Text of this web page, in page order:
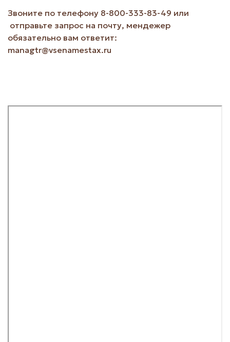
Звоните по телефону 8-800-333-83-49 или
отправьте запрос на почту, мендежер
обязательно вам ответит:
managtr@vsenamestax.ru